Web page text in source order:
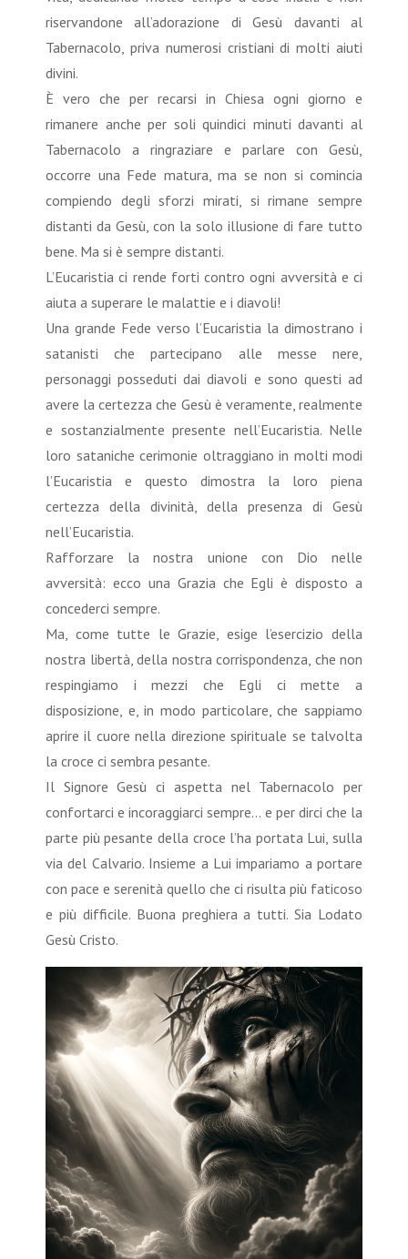
riservandone all’adorazione di Gesù davanti al
Tabernacolo, priva numerosi cristiani di molti aiuti
divini.
È vero che per recarsi in Chiesa ogni giorno e
rimanere anche per soli quindici minuti davanti al
Tabernacolo a ringraziare e parlare con Gesù,
occorre una Fede matura, ma se non si comincia
compiendo degli sforzi mirati, si rimane sempre
distanti da Gesù, con la solo illusione di fare tutto
bene. Ma si è sempre distanti.
L’Eucaristia ci rende forti contro ogni avversità e ci
aiuta a superare le malattie e i diavoli!
Una grande Fede verso l’Eucaristia la dimostrano i
satanisti che partecipano alle messe nere,
personaggi posseduti dai diavoli e sono questi ad
avere la certezza che Gesù è veramente, realmente
e sostanzialmente presente nell’Eucaristia. Nelle
loro sataniche cerimonie oltraggiano in molti modi
l’Eucaristia e questo dimostra la loro piena
certezza della divinità, della presenza di Gesù
nell’Eucaristia.
Rafforzare la nostra unione con Dio nelle
avversità: ecco una Grazia che Egli è disposto a
concederci sempre.
Ma, come tutte le Grazie, esige l’esercizio della
nostra libertà, della nostra corrispondenza, che non
respingiamo i mezzi che Egli ci mette a
disposizione, e, in modo particolare, che sappiamo
aprire il cuore nella direzione spirituale se talvolta
la croce ci sembra pesante.
Il Signore Gesù ci aspetta nel Tabernacolo per
confortarci e incoraggiarci sempre… e per dirci che la
parte più pesante della croce l’ha portata Lui, sulla
via del Calvario. Insieme a Lui impariamo a portare
con pace e serenità quello che ci risulta più faticoso
e più difficile. Buona preghiera a tutti. Sia Lodato
Gesù Cristo.